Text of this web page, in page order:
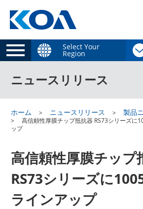
Select Your
Region
ニュースリリース
ホーム ニュースリリース 製品
高信頼性厚膜チップ抵抗器 RS73シリーズに
ップ
高信頼性厚膜チップ
RS73シリーズに
ラインアップ